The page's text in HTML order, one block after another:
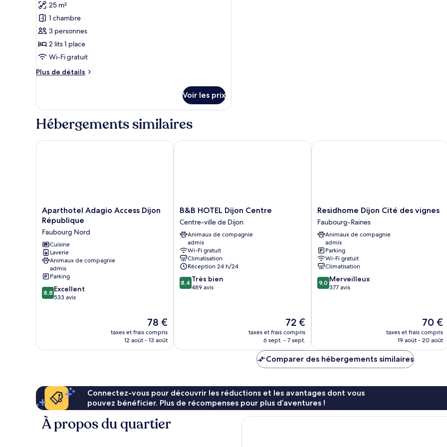
Studio
Club
les
photos
pour
ce
type
chambre :
Twin
25 m²
1 chambre
3 personnes
2 lits 1 place
Wi-Fi gratuit
Plus de détails
Plus
le
type
de
Studio
Voir les prix
Hébergements similaires
Aparthotel
Adagio
Access
Dijon
République
Faubourg
Nord
Aparthotel Adagio Access Dijon
République
Faubourg Nord
Cuisine
Laverie
Animaux de compagnie
admis
Parking
8.8
sur
8,8 Excellent
533 avis
Le
nouveau
prix
78 €
taxes et frais compris
12 août - 13 août
Aparthotel Adagio Access Dijon République
B&B
HOTEL
Dijon
Centre
Centre-
ville
de
Dijon
B&B HOTEL Dijon Centre
Centre-ville de Dijon
Animaux de compagnie
admis
Wi-Fi gratuit
Climatisation
Réception 24 h/24
8.4
sur
8,4 Très bien
489 avis
Le
nouveau
prix
de
72 €
taxes et frais compris
6 sept. - 7 sept.
B&B HOTEL Dijon Centre
Residhome
Dijon
Cité
des
vignes
Faubourg-
Raines
Residhome Dijon Cité des vignes
Faubourg-Raines
Animaux de compagnie
admis
Parking
Wi-Fi gratuit
Climatisation
9.0
sur
9,0 Merveilleux
377 avis
Le
nouveau
prix
70 €
taxes et frais compris
19 août - 20 août
Residhome Dijon Cité des vignes
Comparer des hébergements similaires
Connectez-vous pour découvrir les réductions et les avantages dont vous
pouvez bénéficier. Plus de récompenses pour plus d’aventures !
À propos du quartier